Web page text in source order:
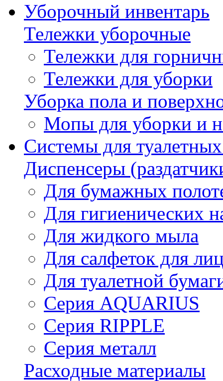
Уборочный инвентарь
Тележки уборочные
Тележки для
Тележки для уборки
Уборка пола и
Мопы для уборки и
Системы для
Диспенсеры
Для бумажных
Для гигиенических
Для жидкого мыла
Для салфеток для
Для туалетной
Серия AQUARIUS
Серия RIPPLE
Серия металл
Расходные материалы